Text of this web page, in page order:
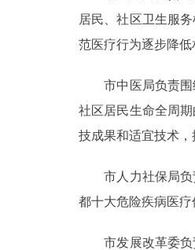
居民、社区卫生服
范医疗行为逐步降
市中医局负责围绕
社区居民生命全周
技成果和适宜技术
市人力社保局负责
都十大危险疾病医疗
市发展改革委负责